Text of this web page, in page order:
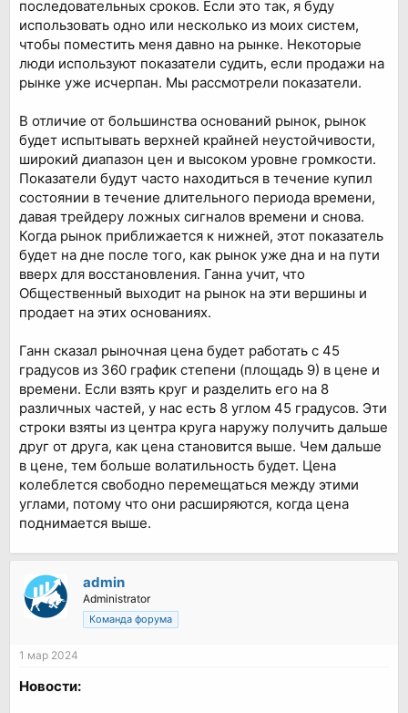
последовательных сроков. Если это так, я буду
использовать одно или несколько из моих систем,
чтобы поместить меня давно на рынке. Некоторые
люди используют показатели судить, если продажи на
рынке уже исчерпан. Мы рассмотрели показатели.
В отличие от большинства оснований рынок, рынок
будет испытывать верхней крайней неустойчивости,
широкий диапазон цен и высоком уровне громкости.
Показатели будут часто находиться в течение купил
состоянии в течение длительного периода времени,
давая трейдеру ложных сигналов времени и снова.
Когда рынок приближается к нижней, этот показатель
будет на дне после того, как рынок уже дна и на пути
вверх для восстановления. Ганна учит, что
Общественный выходит на рынок на эти вершины и
продает на этих основаниях.
Ганн сказал рыночная цена будет работать с 45
градусов из 360 график степени (площадь 9) в цене и
времени. Если взять круг и разделить его на 8
различных частей, у нас есть 8 углом 45 градусов. Эти
строки взяты из центра круга наружу получить дальше
друг от друга, как цена становится выше. Чем дальше
в цене, тем больше волатильность будет. Цена
колеблется свободно перемещаться между этими
углами, потому что они расширяются, когда цена
поднимается выше.
admin
Administrator
Команда форума
1 мар 2024
Новости: